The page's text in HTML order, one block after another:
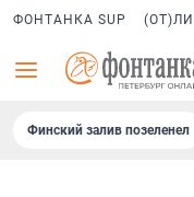
ФОНТАНКА SUP
Финский залив позеленел